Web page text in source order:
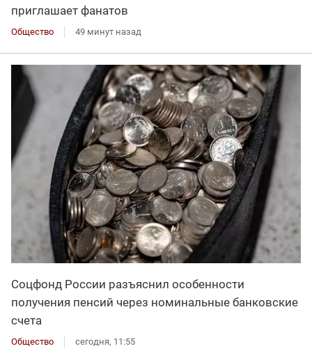
приглашает фанатов
Общество 49 минут назад
Соцфонд России разъяснил особенности
получения пенсий через номинальные банковские
счета
Общество сегодня, 11:55